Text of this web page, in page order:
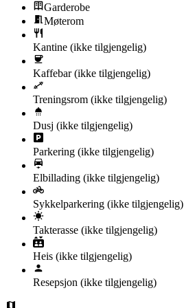
Garderobe
Møterom
Kantine (ikke tilgjengelig)
Kaffebar(ikke tilgjengelig)
Treningsrom (ikke tilgjengelig)
Dusj (ikke tilgjengelig)
Parkering (ikke tilgjengelig)
Elbillading (ikke tilgjengelig)
Sykkelparkering (ikke tilgjengelig)
Takterasse (ikke tilgjengelig)
Heis (ikke tilgjengelig)
Resepsjon (ikke tilgjengelig)